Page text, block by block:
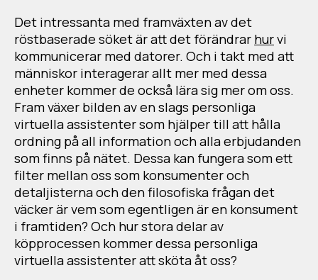
Det intressanta med framväxten av det
röstbaserade söket är att det förändrar hurvi
kommunicerar med datorer. Och i takt med att
människor interagerar allt mer med dessa
enheter kommer de också lära sig mer om oss.
Fram växer bilden av en slags personliga
virtuella assistenter som hjälper till att hålla
ordning på all information och alla erbjudanden
som finns på nätet. Dessa kan fungera som ett
filter mellan oss som konsumenter och
detaljisterna och den filosofiska frågan det
väcker är vem som egentligen är en konsument
i framtiden? Och hur stora delar av
köpprocessen kommer dessa personliga
virtuella assistenter att sköta åt oss?